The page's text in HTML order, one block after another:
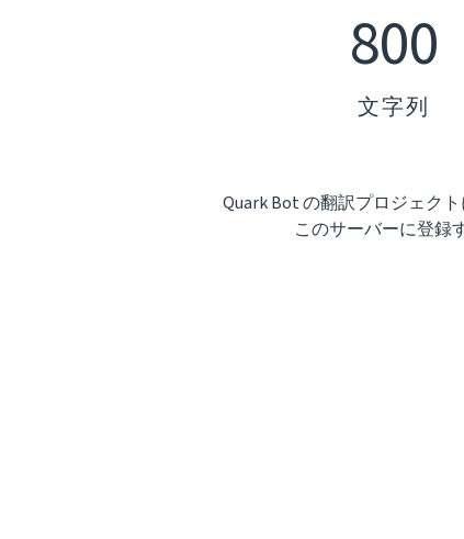
800
文字列
Quark Bot の翻訳プロジェク
このサーバーに登録